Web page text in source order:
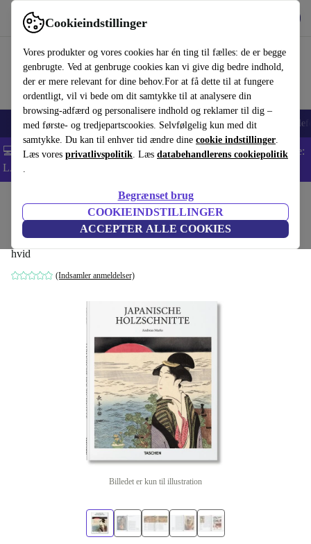
Cookieindstillinger
Vores produkter og vores cookies har én ting til fælles: de er begge
genbrugte. Ved at genbruge cookies kan vi give dig bedre indhold,
der er mere relevant for dine behov.For at få dette til at fungere
ordentligt, vil vi bede om dit samtykke til at analysere din
browsing-adfærd og personalisere indhold og reklamer til dig –
med første- og tredjepartscookies. Selvfølgelig kun med dit
samtykke. Du kan til enhver tid ændre dine cookie indstillinger.
Læs vores privatlivspolitik. Læs databehandlerens cookiepolitik
.
Begrænset brug
COOKIEINDSTILLINGER
ACCEPTER ALLE COOKIES
Brug refurbed hurtigt og nemt
Smartphones Bærbare Tablets Smartwatches Tilbehør
💻 Ekstra 5% rabat på alle MacBooks og bærbare computere - Kode:
LAPTOP5 -
Husholdning Møbler
Japanische træsnit
hvid
(Indsamler anmeldelser)
Billedet er kun til illustration